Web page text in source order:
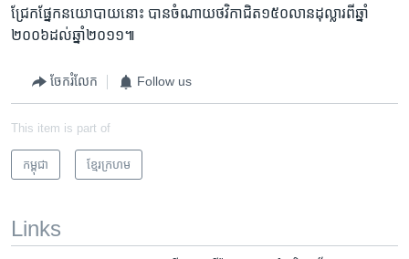
ជ្រែក​ផ្នែក​នយោបាយ​នោះ​ បាន​ចំណាយ​ថវិកា​ជិត​១៥០​លាន​ដុល្លារ​ពី​ឆ្នាំ​
២០០៦​ដល់​ឆ្នាំ​២០១១៕
ចែករំលែក Follow us
This item is part of
កម្ពុជា ខ្មែរ​ក្រហម
Links